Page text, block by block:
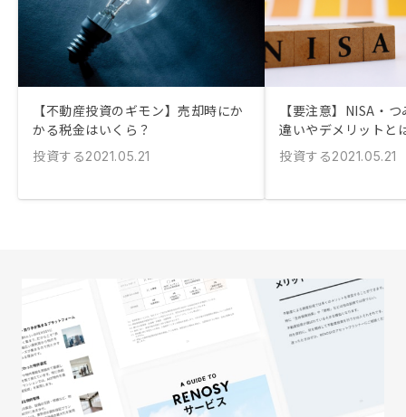
【不動産投資のギモン】売却時にか
かる税金はいくら？
投資する2021.05.21
【要注意】NISA・
違いやデメリットと
投資する2021.05.21